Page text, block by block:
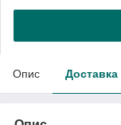
Опис Доставка